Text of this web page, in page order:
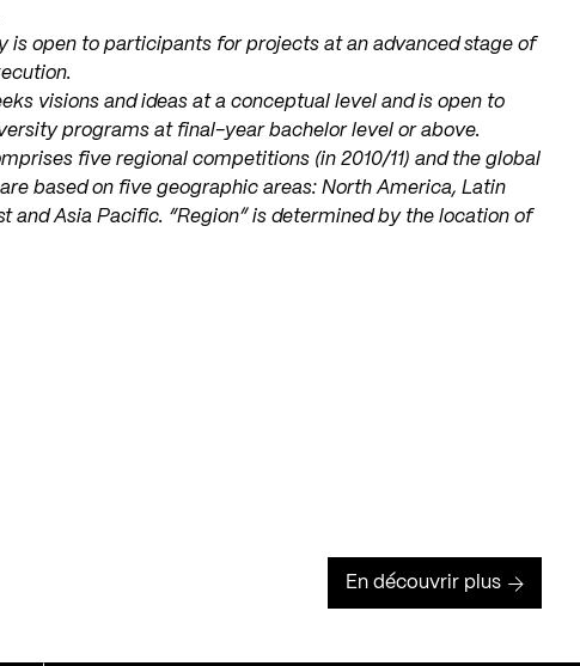
is open to participants for projects at an advanced stage of
visions and ideas at a conceptual level and is open to
programs at final-year bachelor level or above.
five regional competitions (in 2010/11) and the global
based on five geographic areas: North America, Latin
and Asia Pacific. “Region” is determined by the location of
En découvrir plus